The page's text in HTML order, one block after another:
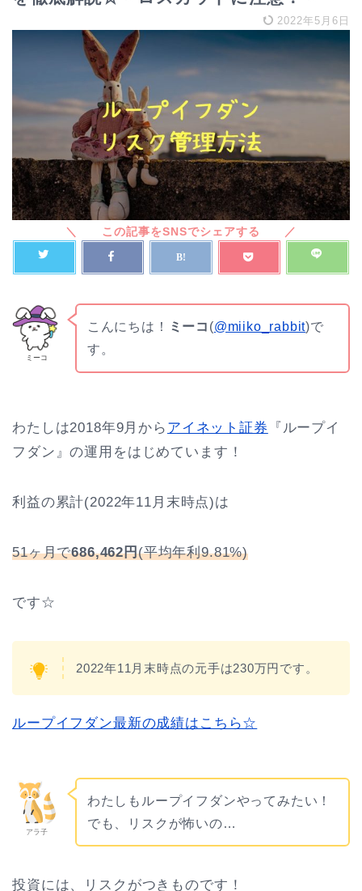
2022年5月6日
ミーコ
こんにちは！ ミーコ (@miiko_rabbit)で
す。
わたしは2018年9月から アイネット証券 『ループイ
フダン』の運用をはじめています！
利益の累計(2022年11月末時点)は
51ヶ月で686,462円(平均年利9.81%)
です☆
2022年11月末時点の元手は230万円です。
ループイフダン最新の成績はこちら☆
アラ子
わたしもループイフダンやってみたい！
でも、リスクが怖いの…
投資には、リスクがつきものです！